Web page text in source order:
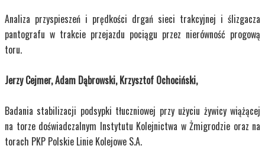
Analiza przyspieszeń i prędkości drgań sieci trakcyjnej i ślizgacza
pantografu w trakcie przejazdu pociągu przez nierówność progową
toru.
Jerzy Cejmer, Adam Dąbrowski, Krzysztof Ochociński,
Badania stabilizacji podsypki tłuczniowej przy użyciu żywicy wiążącej
na torze doświadczalnym Instytutu Kolejnictwa w Żmigrodzie oraz na
torach PKP Polskie Linie Kolejowe S.A.